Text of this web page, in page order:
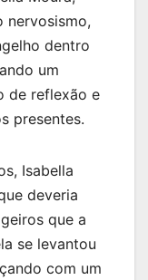
nervosismo,
dentro
um
de reflexão e
presentes.
Isabella
deveria
que a
se levantou
com um